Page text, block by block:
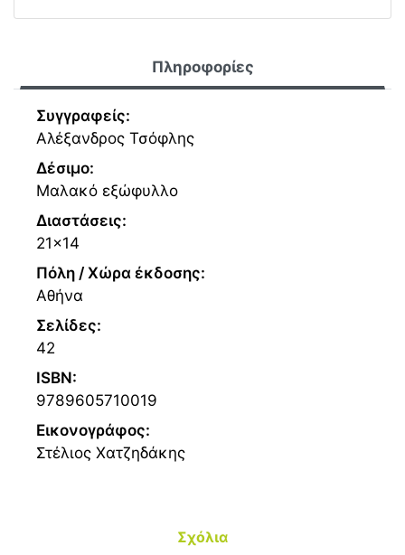
Πληροφορίες
Συγγραφείς:
Αλέξανδρος Τσόφλης
Δέσιμο:
Μαλακό εξώφυλλο
Διαστάσεις:
21x14
Πόλη / Χώρα έκδοσης:
Αθήνα
Σελίδες:
42
ISBN:
9789605710019
Εικονογράφος:
Στέλιος Χατζηδάκης
Σχόλια